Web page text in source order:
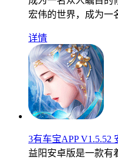
宏伟的世界，成为一
详情
3有车宝APP V1.5.52
益阳安卓版是一款有